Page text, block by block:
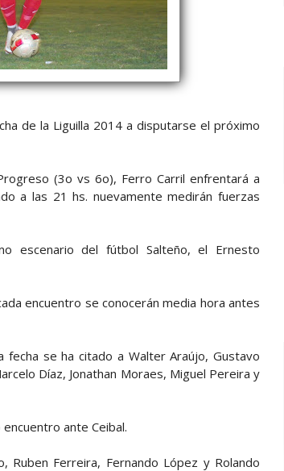
de la Liguilla 2014 a disputarse el próximo
(3o vs 6o), Ferro Carril enfrentará a
a las 21 hs. nuevamente medirán fuerzas
escenario del fútbol Salteño, el Ernesto
encuentro se conocerán media hora antes
se ha citado a Walter Araújo, Gustavo
Díaz, Jonathan Moraes, Miguel Pereira y
ante Ceibal.
Ferreira, Fernando López y Rolando